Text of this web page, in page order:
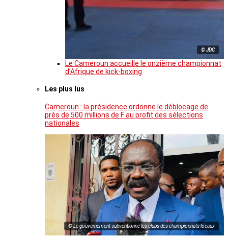
© JDC
Le Cameroun accueille le onzième championnat
d’Afrique de kick-boxing
Les plus lus
Cameroun : la présidence ordonne le déblocage de
près de 500 millions de F au profit des sélections
nationales
© Le gouvernement subventionne les clubs des championnats locaux